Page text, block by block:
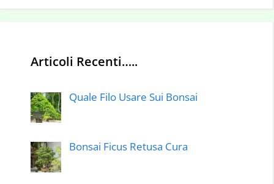
Articoli Recenti…..
Quale Filo Usare Sui Bonsai
Bonsai Ficus Retusa Cura